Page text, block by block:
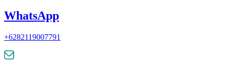
WhatsApp
+6282119007791